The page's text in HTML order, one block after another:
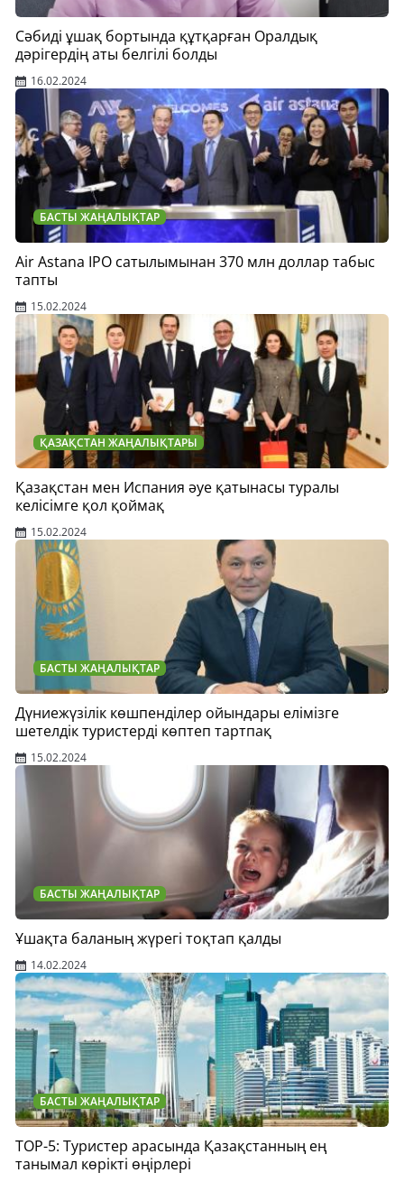
Сәбиді ұшақ бортында құтқарған Оралдық
дәрігердің аты белгілі болды
16.02.2024
БАСТЫ ЖАҢАЛЫҚТАР
Air Astana IPO сатылымынан 370 млн доллар табыс
тапты
15.02.2024
ҚАЗАҚСТАН ЖАҢАЛЫҚТАРЫ
Қазақстан мен Испания әуе қатынасы туралы
келісімге қол қоймақ
15.02.2024
БАСТЫ ЖАҢАЛЫҚТАР
Дүниежүзілік көшпенділер ойындары елімізге
шетелдік туристерді көптеп тартпақ
15.02.2024
БАСТЫ ЖАҢАЛЫҚТАР
Ұшақта баланың жүрегі тоқтап қалды
14.02.2024
БАСТЫ ЖАҢАЛЫҚТАР
TOP-5: Туристер арасында Қазақстанның ең
танымал көрікті өңірлері